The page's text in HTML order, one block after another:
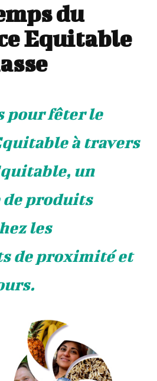
du
Equitable
pour fêter le
à travers
un
produits
les
de proximité et